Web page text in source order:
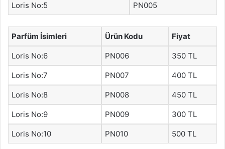
Loris No:5 PN005
Parfüm İsimleri Ürün Kodu Fiyat
Loris No:6 PN006 350 TL
Loris No:7 PN007 400 TL
Loris No:8 PN008 450 TL
Loris No:9 PN009 300 TL
Loris No:10 PN010 500 TL